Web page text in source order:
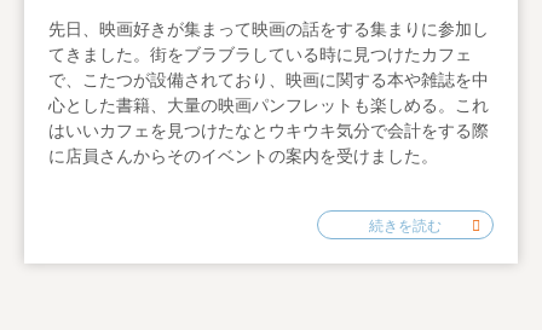
先日、映画好きが集まって映画の話をする集まりに参加し
てきました。街をブラブラしている時に見つけたカフェ
で、こたつが設備されており、映画に関する本や雑誌を中
心とした書籍、大量の映画パンフレットも楽しめる。これ
はいいカフェを見つけたなとウキウキ気分で会計をする際
に店員さんからそのイベントの案内を受けました。
続きを読む